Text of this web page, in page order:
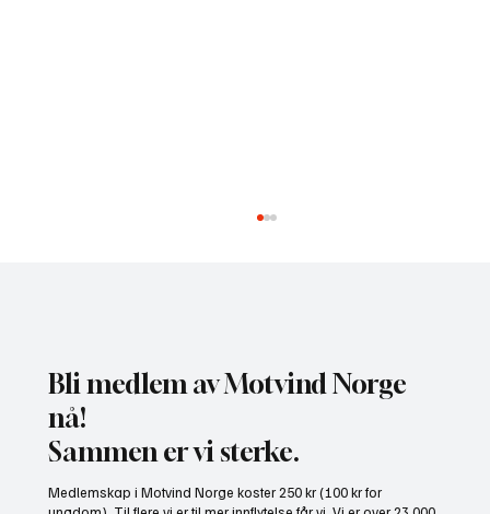
naturhensyn
Bli medlem av Motvind Norge
nå!
Sammen er vi sterke.
Medlemskap i Motvind Norge koster 250 kr (100 kr for